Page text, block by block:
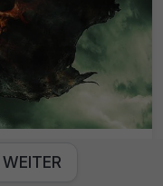
die
WEITER